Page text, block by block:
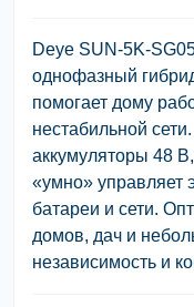
Deye SUN-5K-
однофазный
помогает дому
нестабильной
аккумуляторы 48
«умно» управляет
батареи и сети.
домов, дач и
независимость и